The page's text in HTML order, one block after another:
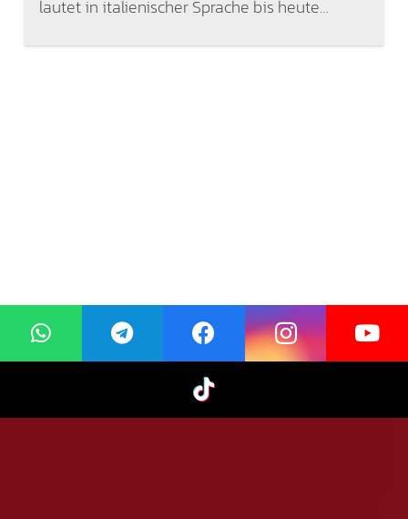
lautet in italienischer Sprache bis heute…